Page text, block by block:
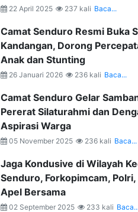
22 April 2025 237 kali Baca...
Camat Senduro Resmi Buka
Kandangan, Dorong
Anak dan Stunting
26 Januari 2026 236 kali Baca...
Camat Senduro Gelar
Pererat Silaturahmi dan
Aspirasi Warga
05 November 2025 236 kali Baca...
Jaga Kondusive di Wilayah
Senduro, Forkopimcam, Polri,
Apel Bersama
02 September 2025 233 kali